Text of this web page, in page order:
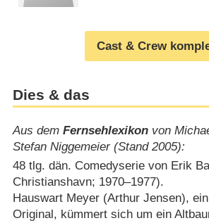
Cast & Crew
Dies & das
Aus dem Fernsehlexikonvon
Stefan Niggemeier (Stand 2005):
48 tlg. dän. Comedyserie von Erik
Christianshavn; 1970⁠–⁠1977).
Hauswart Meyer (Arthur Jensen),
Original, kümmert sich um ein